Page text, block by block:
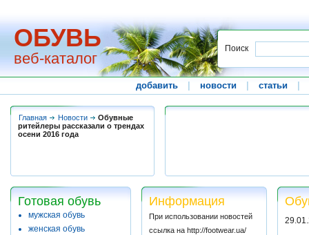
ОБУВЬ
веб-каталог
Поиск
добавить новости статьи
Главная Новости
Обувные
ритейлеры рассказали о трендах
осени 2016 года
Готовая обувь
мужская обувь
женская обувь
Информация
При использовании новостей
ссылка на http://footwear.ua/